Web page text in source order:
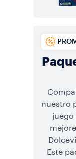
nuestro
juego
Este